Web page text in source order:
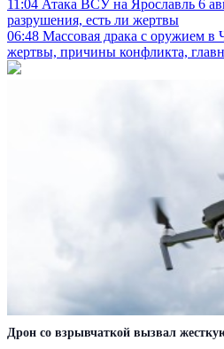
11:04 Атака ВСУ на Ярославль 6
разрушения, есть ли жертвы
06:48 Массовая драка с оружием в
жертвы, причины конфликта,
Дрон со взрывчаткой вызвал